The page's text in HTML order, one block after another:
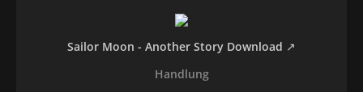
Sailor Moon - Another Story Download
Handlung